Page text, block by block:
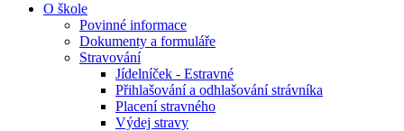
O škole
Povinné informace
Dokumenty a formuláře
Stravování
Jídelníček - Estravné
Přihlašování a odhlašování strávníka
Placení stravného
Výdej stravy